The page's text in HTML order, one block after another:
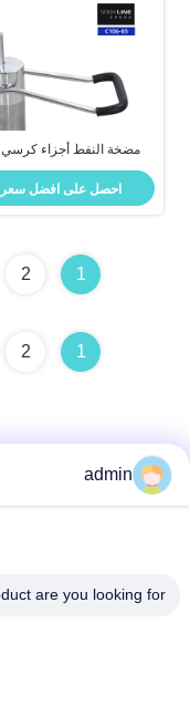
مضخة النفط أجزاء كرسي
قاعدة كرسي صالون
احصل على افضل سعر
1
2
1
2
عنوان
admin
are you looking for?